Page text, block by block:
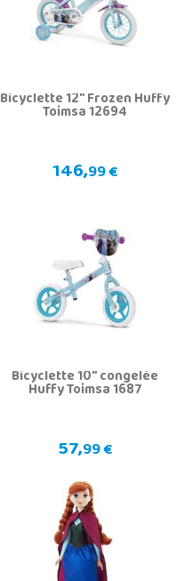
Bicyclette 12" Frozen Huffy
Toimsa 12694
146,99 €
Bicyclette 10" congelée
Huffy Toimsa 1687
57,99 €